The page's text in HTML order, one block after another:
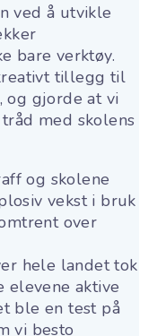
ved å utvikle
bare verktøy.
tillegg til
gjorde at vi
med skolens
og skolene
vekst i bruk
over
hele landet tok
elevene aktive
ble en test på
vi besto